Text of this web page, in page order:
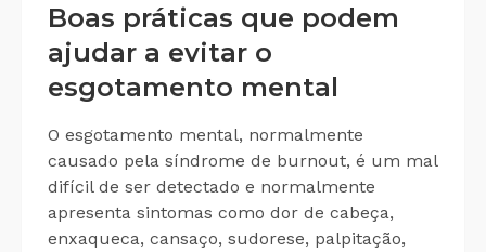
Boas práticas que podem
ajudar a evitar o
esgotamento mental
O esgotamento mental, normalmente
causado pela síndrome de burnout, é um mal
difícil de ser detectado e normalmente
apresenta sintomas como dor de cabeça,
enxaqueca, cansaço, sudorese, palpitação,